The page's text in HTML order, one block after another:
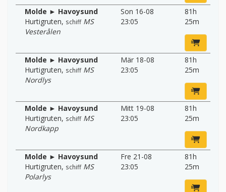
Molde ► Havoysund
Hurtigruten, schiff MS
Vesterålen
Son 16-08
23:05
81h
25m
Molde ► Havoysund
Hurtigruten, schiff MS
Nordlys
Mär 18-08
23:05
81h
25m
Molde ► Havoysund
Hurtigruten, schiff MS
Nordkapp
Mitt 19-08
23:05
81h
25m
Molde ► Havoysund
Hurtigruten, schiff MS
Polarlys
Fre 21-08
23:05
81h
25m